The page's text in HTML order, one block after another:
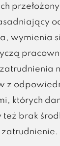
wymienia
z
których
też brak